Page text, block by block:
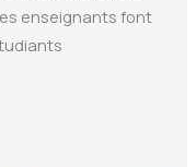
enseignants font